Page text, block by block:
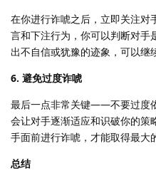
在你进行诈唬之后，立即关注对
言和下注行为，你可以判断对手
出不自信或犹豫的迹象，可以继
6. 避免过度诈唬
最后一点非常关键——不要过度
会让对手逐渐适应和识破你的策
手面前进行诈唬，才能取得最大
总结